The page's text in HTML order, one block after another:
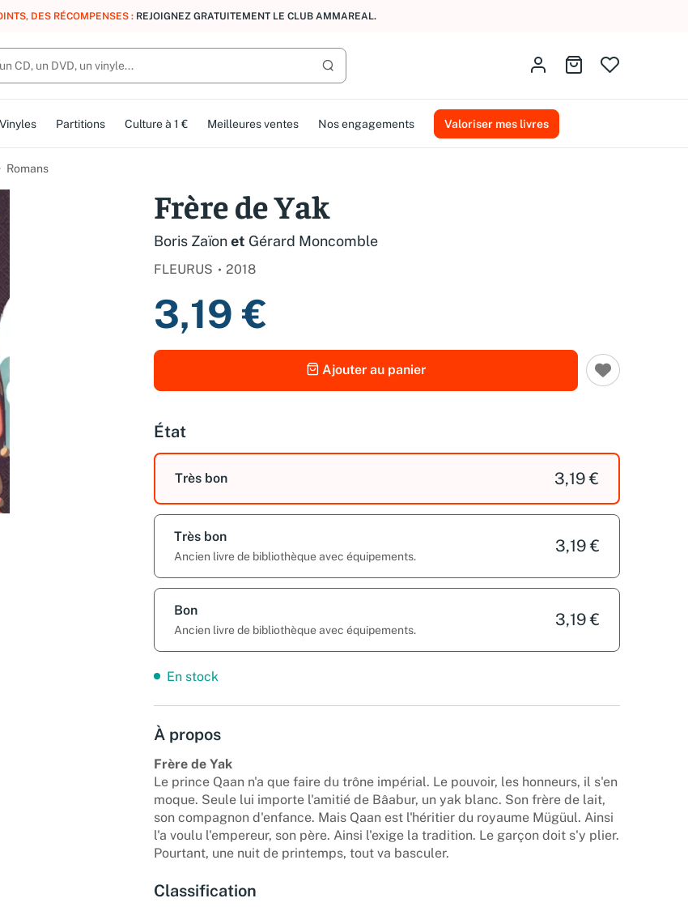
DES RÉCOMPENSES : REJOIGNEZ GRATUITEMENT LE CLUB AMMAREAL.
Lancer la recherche
Identifiez-vousAller au panier
Vinyles Partitions Culture à 1 € Meilleures ventes Nos engagements Valoriser mes livres
Romans
Frère de Yak
Boris Zaïonet Gérard Moncomble
FLEURUS 2018
3,19 €
Ajouter au panier
État
Très bon 3,19 €
Très bon
Ancien livre de bibliothèque avec équipements.
3,19 €
Bon
Ancien livre de bibliothèque avec équipements.
3,19 €
En stock
À propos
Frère de Yak
Le prince Qaan n'a que faire du trône impérial. Le pouvoir, les honneurs, il s'en
moque. Seule lui importe l'amitié de Bâabur, un yak blanc. Son frère de lait,
son compagnon d'enfance. Mais Qaan est l'héritier du royaume Mügüul. Ainsi
l'a voulu l'empereur, son père. Ainsi l'exige la tradition. Le garçon doit s'y plier.
Pourtant, une nuit de printemps, tout va basculer.
Classification